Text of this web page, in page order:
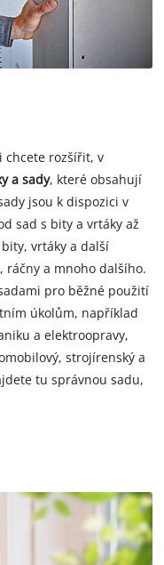
chcete rozšířit, v
a sady, které obsahují
jsou k dispozici v
sad s bity a vrtáky až
vrtáky a další
ráčny a mnoho dalšího.
pro běžné použití
úkolům, například
a elektroopravy,
strojírenský a
tu správnou sadu,